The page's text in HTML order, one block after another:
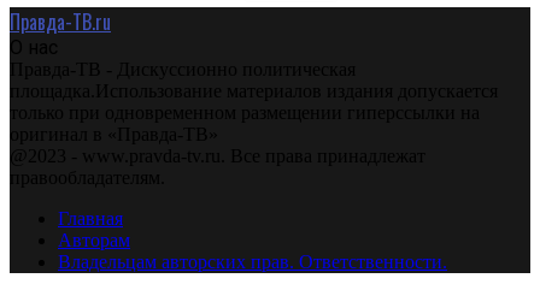
Правда-ТВ.ru
О нас
Правда-ТВ - Дискуссионно политическая
площадка.Использование материалов издания допускается
только при одновременном размещении гиперссылки на
оригинал в «Правда-ТВ»
@2023 - www.pravda-tv.ru. Все права принадлежат
правообладателям.
Главная
Авторам
Владельцам авторских прав. Ответственности.